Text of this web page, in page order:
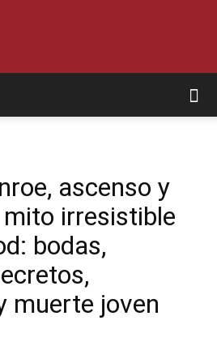
SEMANARIO
JUJUY
ascenso y
irresistible
bodas,
muerte joven